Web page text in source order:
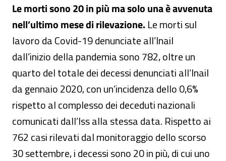
Le morti sono 20 in più ma solo una è avvenuta
nell’ultimo mese di rilevazione. Le morti sul
lavoro da Covid-19 denunciate all’Inail
dall’inizio della pandemia sono 782, oltre un
quarto del totale dei decessi denunciati all’Inail
da gennaio 2020, con un’incidenza dello 0,6%
rispetto al complesso dei deceduti nazionali
comunicati dall’Iss alla stessa data. Rispetto ai
762 casi rilevati dal monitoraggio dello scorso
30 settembre, i decessi sono 20 in più, di cui uno